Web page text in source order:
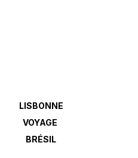
LISBONNE
VOYAGE
BRÉSIL